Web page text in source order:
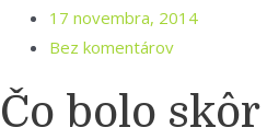
17 novembra, 2014
Bez komentárov
Čo bolo